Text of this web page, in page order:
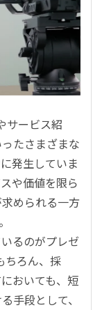
サービス紹
たさまざまな
発生していま
や価値を限ら
められる一方
るのがプレゼ
ちろん、採
おいても、短
手段として、